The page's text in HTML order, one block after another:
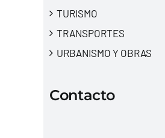
TURISMO
TRANSPORTES
URBANISMO Y OBRAS
Contacto